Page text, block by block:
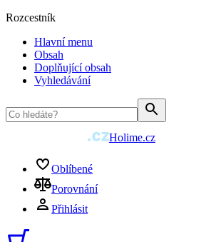
Rozcestník
Hlavní menu
Obsah
Doplňující obsah
Vyhledávání
Holime.cz
Oblíbené
Porovnání
Přihlásit